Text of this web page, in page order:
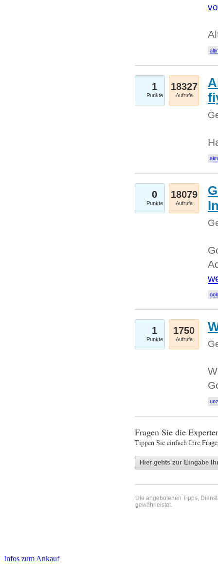
1
Punkte
18327
Aufrufe
0
Punkte
18079
Aufrufe
1
Punkte
1750
Aufrufe
Fragen Sie die
Tippen Sie einfach Ihre
Die angebotenen Tipps,
gewährleistet.
Sidebar
Infos zum Ankauf